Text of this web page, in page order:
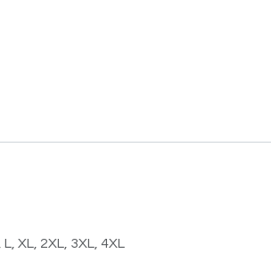
L XL 2XL 3XL 4XL